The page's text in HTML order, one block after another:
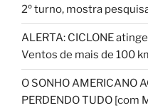
2º turno, mostra
ALERTA: CICLONE
Ventos de mais de 100
O SONHO AMERICANO
PERDENDO TUDO [com